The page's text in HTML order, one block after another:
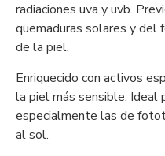
radiaciones uva y uvb.
quemaduras solares y del
de la piel.
Enriquecido con activos
la piel más sensible.
especialmente las de
al sol.